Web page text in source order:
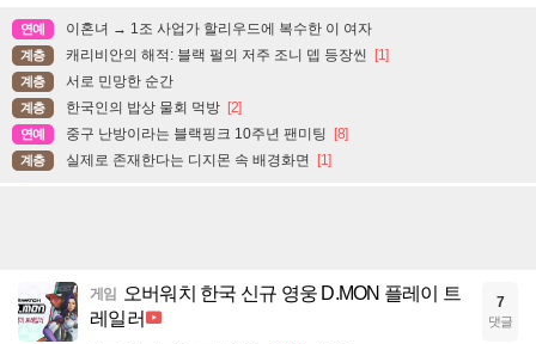
연예 이혼녀 → 1조 사업가 할리우드에 복수한 이 여자
계층 캐리비안의 해적: 블랙 펄의 저주 조니 뎁 등장씬 [1]
계층 서로 민망한 순간
계층 한국인의 밥상 물회 먹방 [2]
연예 중구 난방이라는 블랙핑크 10주년 팬미팅 [8]
계층 실제로 존재한다는 디지몬 속 배경화면 [1]
게임
오버워치 한국 신규 영웅 D.MON 플레이 트
레일러
7
댓글